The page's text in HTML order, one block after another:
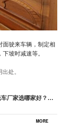
面驶来车辆，制定相
坡时减速等。
处。
厂家选哪家好？—
MORE